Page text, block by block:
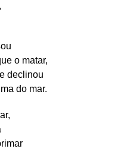
o matar,
declinou
do mar.